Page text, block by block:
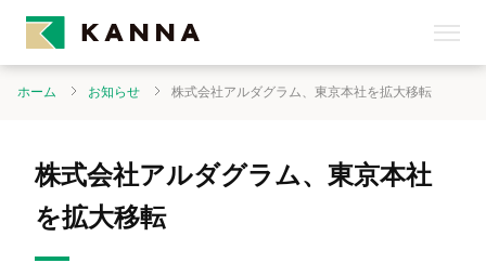
ホーム お知らせ 株式会社アルダグラム、東京本社を拡大移転
株式会社アルダグラム、東京本社
を拡大移転